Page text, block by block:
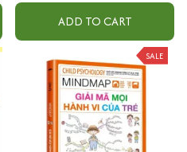
ADD TO CART
SALE